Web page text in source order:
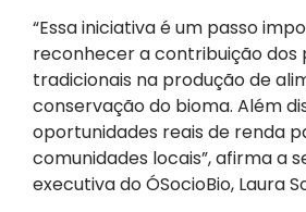
“Essa iniciativa é um passo
reconhecer a contribuição dos
tradicionais na produção de
conservação do bioma. Além
oportunidades reais de renda
comunidades locais”, afirma a
executiva do ÓSocioBio, Laura